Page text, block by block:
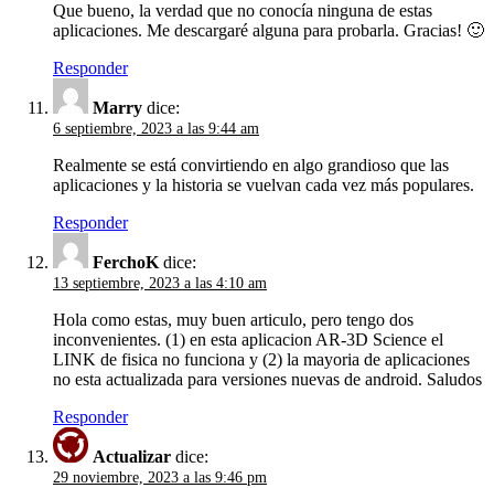
Que bueno, la verdad que no conocía ninguna de estas
aplicaciones. Me descargaré alguna para probarla. Gracias! 🙂
Responder
Marry dice:
6 septiembre, 2023 a las 9:44 am
Realmente se está convirtiendo en algo grandioso que las
aplicaciones y la historia se vuelvan cada vez más populares.
Responder
FerchoK dice:
13 septiembre, 2023 a las 4:10 am
Hola como estas, muy buen articulo, pero tengo dos
inconvenientes. (1) en esta aplicacion AR-3D Science el
LINK de fisica no funciona y (2) la mayoria de aplicaciones
no esta actualizada para versiones nuevas de android. Saludos
Responder
Actualizar dice:
29 noviembre, 2023 a las 9:46 pm